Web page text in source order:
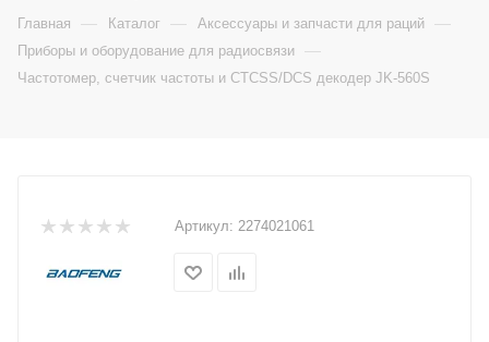
Главная — Каталог — Аксессуары и запчасти для раций —
Приборы и оборудование для радиосвязи —
Частотомер, счетчик частоты и CTCSS/DCS декодер JK-560S
Артикул: 2274021061